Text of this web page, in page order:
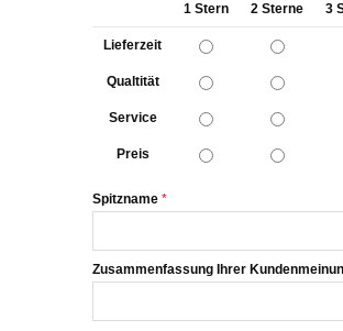
1 Stern 2 Sterne 3
Lieferzeit
Qualtität
Service
Preis
Spitzname
Zusammenfassung Ihrer